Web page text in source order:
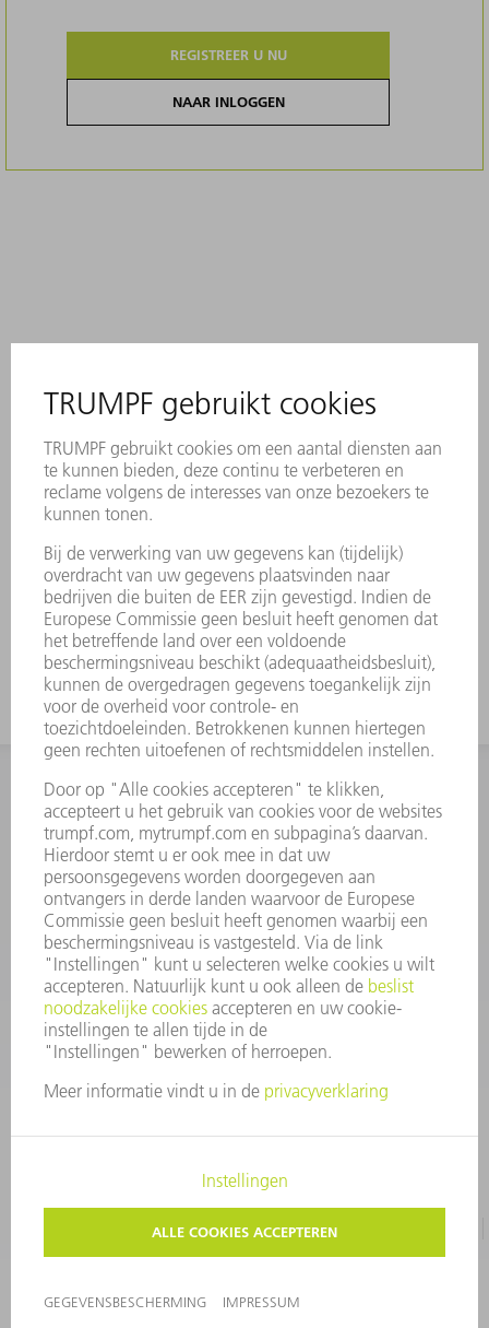
REGISTREER U NU
NAAR INLOGGEN
vergelijking met 30°-matrijzen
Minder vervorming in de buigzone
bovengereedschappen. De
hoorngereedschappen worden vervangen
door deelstukken van 100 mm.
INFORMATIE
Veel gestelde vragen
Algemene voorwaarden
CONTACT
+31 88 4002 400
Ma. - vr. 8.00 - 17.00 uur
onderdelen.tnl@de.trumpf.com
GEGEVENSBESCHERMING
COPYRIGHT EN LOGO
GEBRUIKSVOORWAARDEN
© 2026TRUMPF